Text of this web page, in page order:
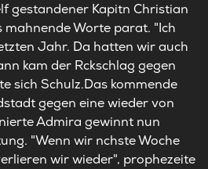
gestandener Kapitn Christian
Worte parat. "Ich
Jahr. Da hatten wir auch
kam der Rckschlag gegen
sich Schulz.Das kommende
gegen eine wieder von
Admira gewinnt nun
"Wenn wir nchste Woche
wir wieder", prophezeite